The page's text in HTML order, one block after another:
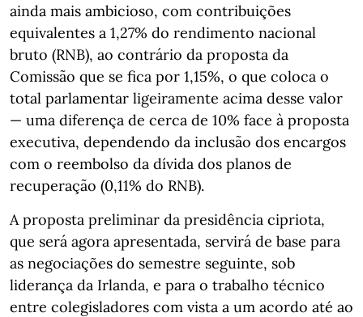
ainda mais ambicioso, com contribuições
equivalentes a 1,27% do rendimento nacional
bruto (RNB), ao contrário da proposta da
Comissão que se fica por 1,15%, o que coloca o
total parlamentar ligeiramente acima desse valor
— uma diferença de cerca de 10% face à proposta
executiva, dependendo da inclusão dos encargos
com o reembolso da dívida dos planos de
recuperação (0,11% do RNB).
A proposta preliminar da presidência cipriota,
que será agora apresentada, servirá de base para
as negociações do semestre seguinte, sob
liderança da Irlanda, e para o trabalho técnico
entre colegisladores com vista a um acordo até ao